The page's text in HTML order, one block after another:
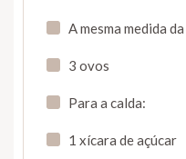
A mesma medida
3 ovos
Para a calda:
1 xícara de açúcar